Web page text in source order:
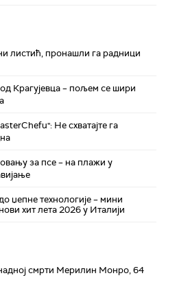
листић, пронашли га радници
Крагујевца – пољем се шири
Не схватајте га
за псе – на плажи у
џепне технологије – мини
хит лета 2026 у Италији
смрти Мерилин Монро, 64